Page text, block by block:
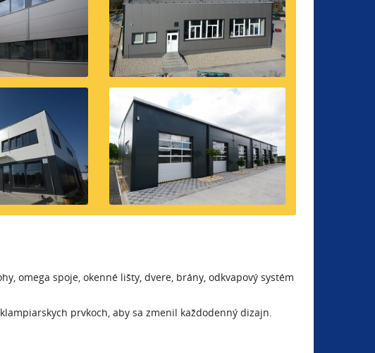
omega spoje, okenné lišty, dvere, brány, odkvapový systém
prvkoch, aby sa zmenil každodenný dizajn.